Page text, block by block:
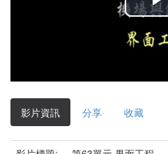
影片資訊 分享 收藏